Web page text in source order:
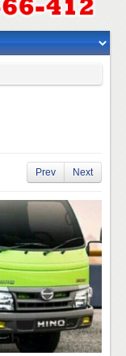
Prev Next